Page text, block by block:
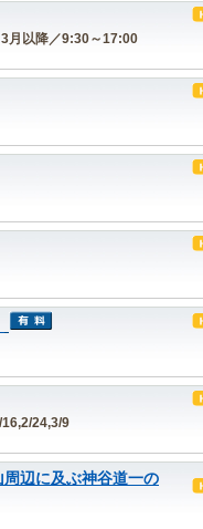
月以降／9:30～17:00
24,3/9
辺に及ぶ神谷道一の